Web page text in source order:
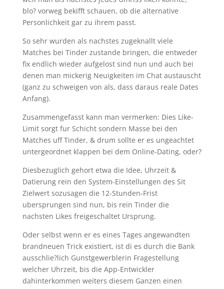
blo? vorweg bekifft schauen, ob die alternative
Personlichkeit gar zu ihrem passt.
So sehr wurden als nachstes zugeknallt viele
Matches bei Tinder zustande bringen, die entweder
fix endlich wieder aufgelost sind nun und auch bei
denen man mickerig Neuigkeiten im Chat austauscht
(ganz zu schweigen von als, dass daraus reale Dates
Anfang).
Zusammengefasst kann man vermerken: Dies Like-
Limit sorgt fur Schicht sondern Masse bei den
Matches uff Tinder, & drum sollte er es ungeachtet
untergeordnet klappen bei dem Online-Dating, oder?
Diesbezuglich gehort etwa die Idee, Uhrzeit &
Datierung rein den System-Einstellungen des Sit
Zielwert sozusagen die 12-Stunden-Frist
ubersprungen sind nun, bis rein Tinder die
nachsten Likes freigeschaltet Ursprung.
Oder selbst wenn er es eines Tages angewandten
brandneuen Trick existiert, ist di es durch die Bank
ausschlie?lich Gunstgewerblerin Fragestellung
welcher Uhrzeit, bis die App-Entwickler
dahinterkommen weiters diesem Ganzen einen